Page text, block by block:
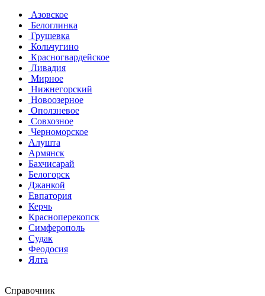
Азовское
Белоглинка
Грушевка
Кольчугино
Красногвардейское
Ливадия
Мирное
Нижнегорский
Новоозерное
Оползневое
Совхозное
Черноморское
Алушта
Армянск
Бахчисарай
Белогорск
Джанкой
Евпатория
Керчь
Красноперекопск
Симферополь
Судак
Феодосия
Ялта
Справочник